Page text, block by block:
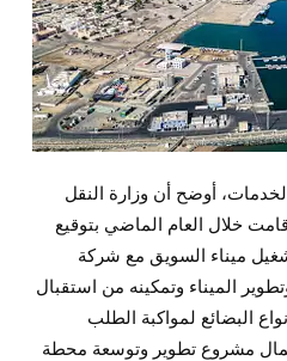
أوضح أن وزارة النقل
خلال العام الماضي بتوقيع
ميناء السويق مع شركة
الميناء وتمكينه من استقبال
البضائع لمواكبة الطلب
مشروع تطوير وتوسعة محطة